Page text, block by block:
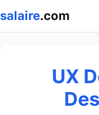
salaire.com
UX